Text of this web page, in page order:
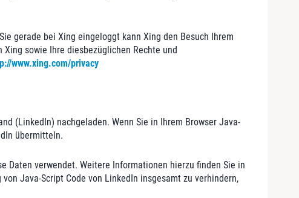
gerade bei Xing eingeloggt kann Xing den Besuch Ihrem
sowie Ihre diesbezüglichen Rechte und
www.xing.com/privacy
(LinkedIn) nachgeladen. Wenn Sie in Ihrem Browser Java-
übermitteln.
Daten verwendet. Weitere Informationen hierzu finden Sie in
von Java-Script Code von LinkedIn insgesamt zu verhindern,